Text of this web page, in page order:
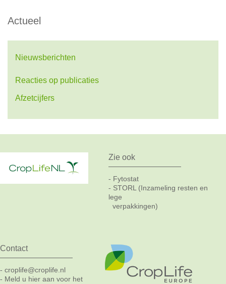
Actueel
Nieuwsberichten
Reacties op publicaties
Afzetcijfers
Zie ook
- Fytostat
- STORL (Inzameling resten en
lege
verpakkingen)
Contact
- croplife@croplife.nl
- Meld u hier aan voor het